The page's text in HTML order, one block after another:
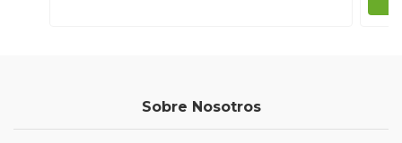
Sobre Nosotros